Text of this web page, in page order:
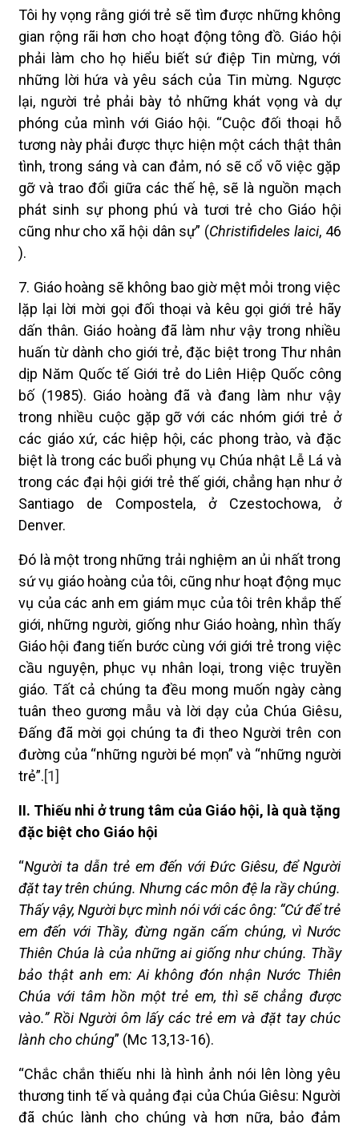
Tôi hy vọng rằng giới trẻ sẽ tìm được những không
gian rộng rãi hơn cho hoạt động tông đồ. Giáo hội
phải làm cho họ hiểu biết sứ điệp Tin mừng, với
những lời hứa và yêu sách của Tin mừng. Ngược
lại, người trẻ phải bày tỏ những khát vọng và dự
phóng của mình với Giáo hội. “Cuộc đối thoại hỗ
tương này phải được thực hiện một cách thật thân
tình, trong sáng và can đảm, nó sẽ cổ võ việc gặp
gỡ và trao đổi giữa các thế hệ, sẽ là nguồn mạch
phát sinh sự phong phú và tươi trẻ cho Giáo hội
cũng như cho xã hội dân sự” (Christifideles laici, 46
).
7. Giáo hoàng sẽ không bao giờ mệt mỏi trong việc
lặp lại lời mời gọi đối thoại và kêu gọi giới trẻ hãy
dấn thân. Giáo hoàng đã làm như vậy trong nhiều
huấn từ dành cho giới trẻ, đặc biệt trong Thư nhân
dịp Năm Quốc tế Giới trẻ do Liên Hiệp Quốc công
bố (1985). Giáo hoàng đã và đang làm như vậy
trong nhiều cuộc gặp gỡ với các nhóm giới trẻ ở
các giáo xứ, các hiệp hội, các phong trào, và đặc
biệt là trong các buổi phụng vụ Chúa nhật Lễ Lá và
trong các đại hội giới trẻ thế giới, chẳng hạn như ở
Santiago de Compostela, ở Czestochowa, ở
Denver.
Đó là một trong những trải nghiệm an ủi nhất trong
sứ vụ giáo hoàng của tôi, cũng như hoạt động mục
vụ của các anh em giám mục của tôi trên khắp thế
giới, những người, giống như Giáo hoàng, nhìn thấy
Giáo hội đang tiến bước cùng với giới trẻ trong việc
cầu nguyện, phục vụ nhân loại, trong việc truyền
giáo. Tất cả chúng ta đều mong muốn ngày càng
tuân theo gương mẫu và lời dạy của Chúa Giêsu,
Đấng đã mời gọi chúng ta đi theo Người trên con
đường của “những người bé mọn” và “những người
trẻ”.[1]
II. Thiếu nhi ở trung tâm của Giáo hội, là quà tặng
đặc biệt cho Giáo hội
“Người ta dẫn trẻ em đến với Đức Giêsu, để Người
đặt tay trên chúng. Nhưng các môn đệ la rầy chúng.
Thấy vậy, Người bực mình nói với các ông: “Cứ để trẻ
em đến với Thầy, đừng ngăn cấm chúng, vì Nước
Thiên Chúa là của những ai giống như chúng. Thầy
bảo thật anh em: Ai không đón nhận Nước Thiên
Chúa với tâm hồn một trẻ em, thì sẽ chẳng được
vào.” Rồi Người ôm lấy các trẻ em và đặt tay chúc
lành cho chúng” (Mc 13,13-16).
“Chắc chắn thiếu nhi là hình ảnh nói lên lòng yêu
thương tinh tế và quảng đại của Chúa Giêsu: Người
đã chúc lành cho chúng và hơn nữa, bảo đảm